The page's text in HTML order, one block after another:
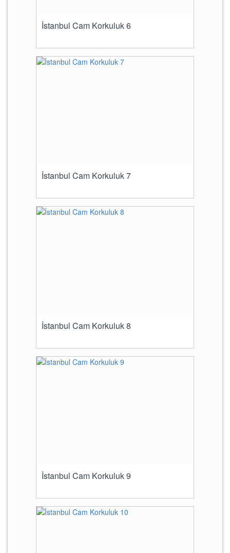
İstanbul Cam Korkuluk 6
İstanbul Cam Korkuluk 7
İstanbul Cam Korkuluk 8
İstanbul Cam Korkuluk 9